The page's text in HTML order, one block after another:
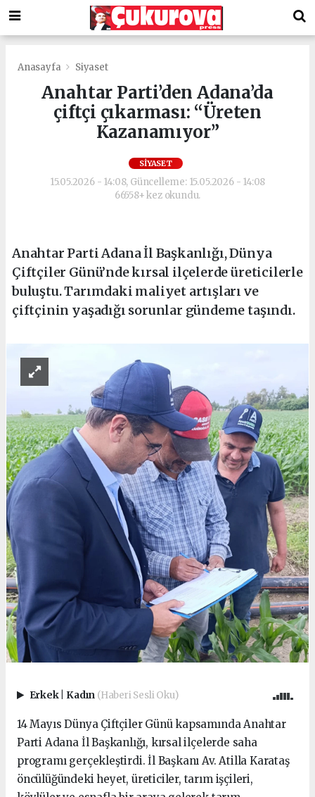
Anasayfa Siyaset
Anahtar Parti’den Adana’da
çiftçi çıkarması: “Üreten
Kazanamıyor”
SIYASET
15.05.2026 - 14:08, Güncelleme: 15.05.2026 - 14:08
66558+ kez okundu.
Anahtar Parti Adana İl Başkanlığı, Dünya
Çiftçiler Günü’nde kırsal ilçelerde üreticilerle
buluştu. Tarımdaki maliyet artışları ve
çiftçinin yaşadığı sorunlar gündeme taşındı.
Erkek Kadın (Haberi Sesli Oku)
14 Mayıs Dünya Çiftçiler Günü kapsamında Anahtar
Parti Adana İl Başkanlığı, kırsal ilçelerde saha
programı gerçekleştirdi. İl Başkanı Av. Atilla Karataş
öncülüğündeki heyet, üreticiler, tarım işçileri,